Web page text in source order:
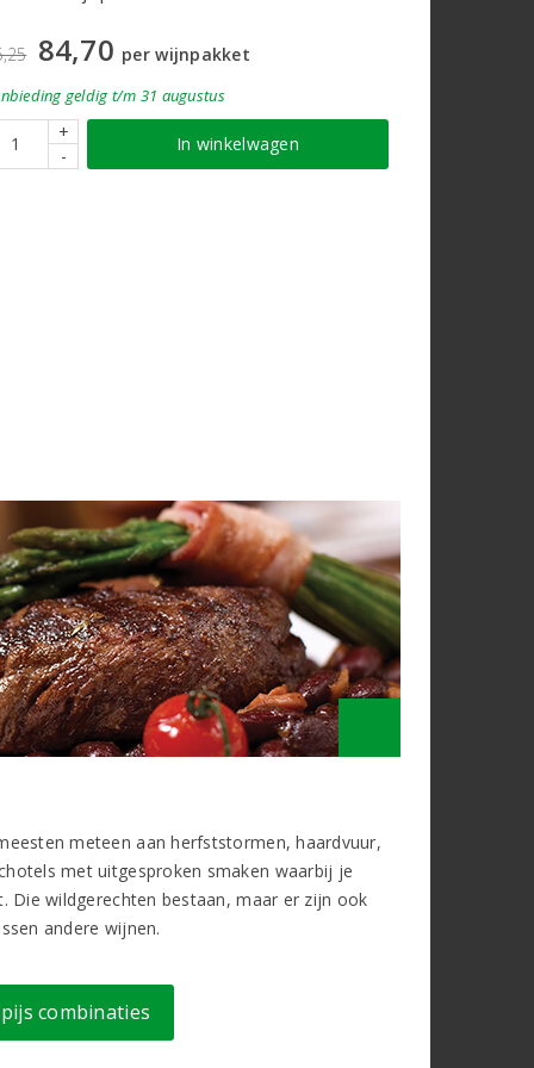
84,70 per wijnpakket
geldig t/m 31 augustus
+
-
In winkelwagen
meteen aan herfststormen, haardvuur,
met uitgesproken smaken waarbij je
Die wildgerechten bestaan, maar er zijn ook
andere wijnen.
combinaties